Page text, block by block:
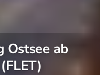
Ostsee ab